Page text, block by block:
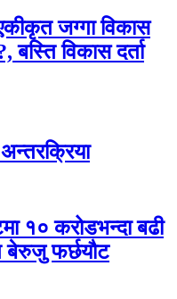
जग्गा विकास
बस्ति विकास दर्ता
१० करोडभन्दा बढी
फर्छयौट